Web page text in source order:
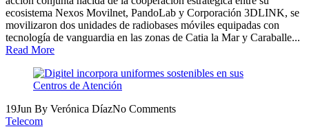
ecosistema Nexos Movilnet, PandoLab y Corporación 3DLINK, se
movilizaron dos unidades de radiobases móviles equipadas con
tecnología de vanguardia en las zonas de Catia la Mar y Caraballe...
Read More
19Jun By Verónica DíazNo Comments
Telecom